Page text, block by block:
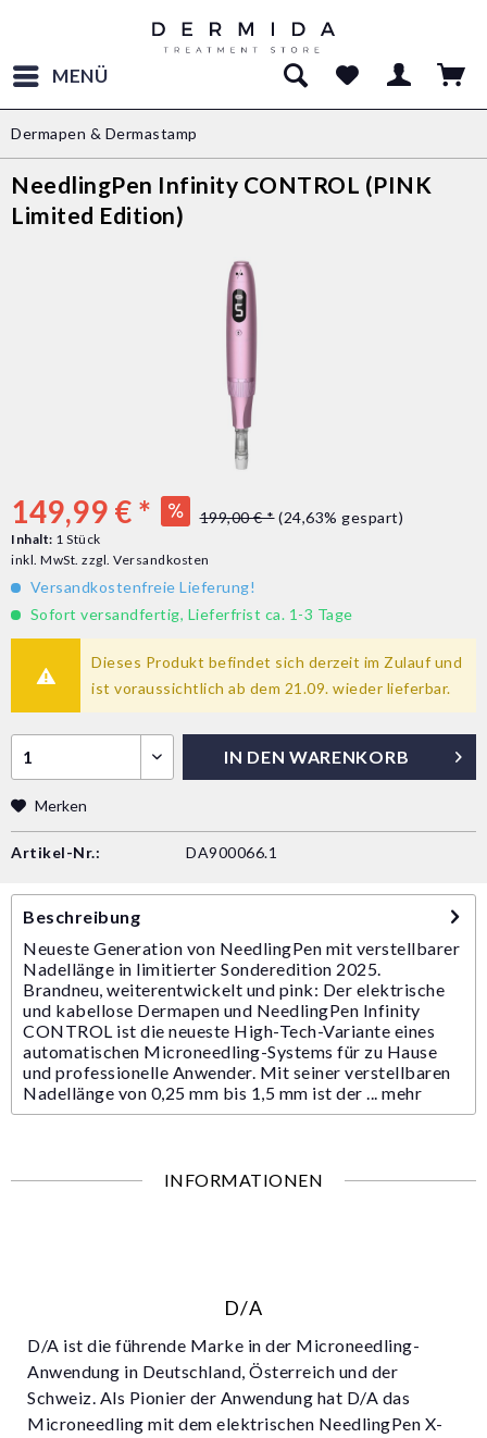
MENÜ
Dermapen & Dermastamp
NeedlingPen Infinity CONTROL (PINK
Limited Edition)
149,99 € * 199,00 € * (24,63% gespart)
Inhalt: 1 Stück
inkl. MwSt. zzgl. Versandkosten
Versandkostenfreie Lieferung!
Sofort versandfertig, Lieferfrist ca. 1-3 Tage
Dieses Produkt befindet sich derzeit im Zulauf und
ist voraussichtlich ab dem 21.09. wieder lieferbar.
IN DEN WARENKORB
Merken
Artikel-Nr.: DA900066.1
Beschreibung
Neueste Generation von NeedlingPen mit verstellbarer
Nadellänge in limitierter Sonderedition 2025.
Brandneu, weiterentwickelt und pink: Der elektrische
und kabellose Dermapen und NeedlingPen Infinity
CONTROL ist die neueste High-Tech-Variante eines
automatischen Microneedling-Systems für zu Hause
und professionelle Anwender. Mit seiner verstellbaren
Nadellänge von 0,25 mm bis 1,5 mm ist der ... mehr
INFORMATIONEN
D/A
D/A ist die führende Marke in der Microneedling-
Anwendung in Deutschland, Österreich und der
Schweiz. Als Pionier der Anwendung hat D/A das
Microneedling mit dem elektrischen NeedlingPen X-